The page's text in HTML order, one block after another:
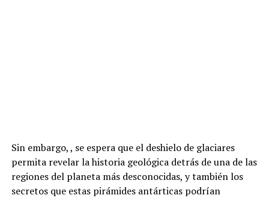
Sin embargo, , se espera que el deshielo de glaciares
permita revelar la historia geológica detrás de una de las
regiones del planeta más desconocidas, y también los
secretos que estas pirámides antárticas podrían